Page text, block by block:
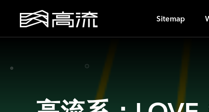
Sitemap